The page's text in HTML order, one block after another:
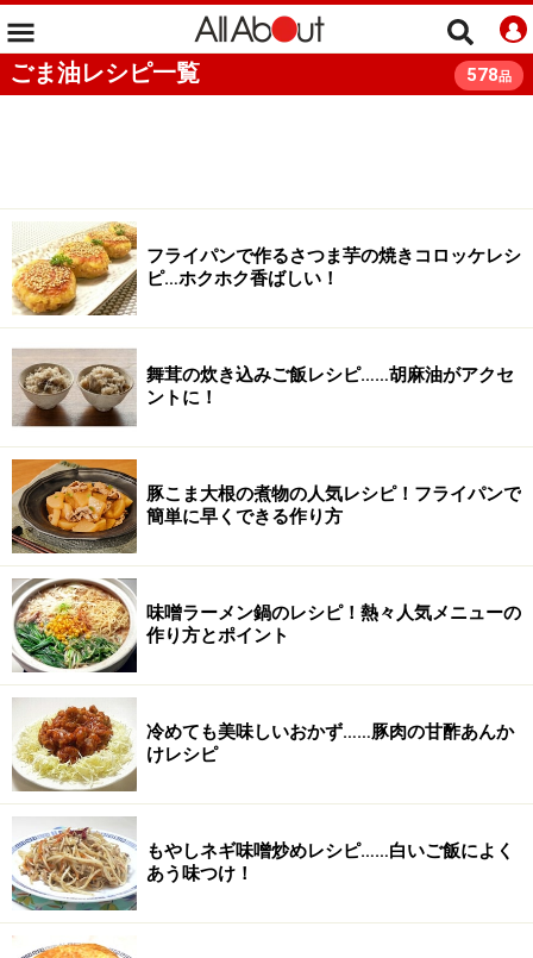
ごま油レシピ一覧 578品
フライパンで作るさつま芋の焼きコロッケレシ
ピ…ホクホク香ばしい！
舞茸の炊き込みご飯レシピ……胡麻油がアクセ
ントに！
豚こま大根の煮物の人気レシピ！フライパンで
簡単に早くできる作り方
味噌ラーメン鍋のレシピ！熱々人気メニューの
作り方とポイント
冷めても美味しいおかず……豚肉の甘酢あんか
けレシピ
もやしネギ味噌炒めレシピ……白いご飯によく
あう味つけ！